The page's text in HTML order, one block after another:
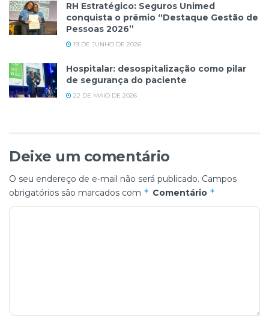
RH Estratégico: Seguros Unimed
conquista o prêmio “Destaque Gestão de
Pessoas 2026”
19 DE JUNHO DE 2026
Hospitalar: desospitalização como pilar
de segurança do paciente
22 DE MAIO DE 2026
Deixe um comentário
O seu endereço de e-mail não será publicado. Campos
obrigatórios são marcados com * Comentário *